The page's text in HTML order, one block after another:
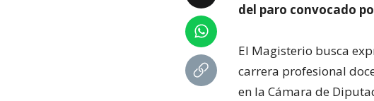
del paro convocado
El Magisterio busca
carrera profesional
en la Cámara de